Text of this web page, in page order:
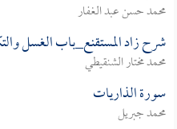
محمد حسن عبد الغفار
شرح زاد المستقنع_باب الغسل
محمد مختار الشنقيطي
سورة الذاريات
محمد جبريل